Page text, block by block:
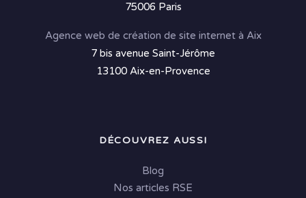
75006 Paris
Agence web de création de site internet à Aix
7 bis avenue Saint-Jérôme
13100 Aix-en-Provence
DÉCOUVREZ AUSSI
Blog
Nos articles RSE